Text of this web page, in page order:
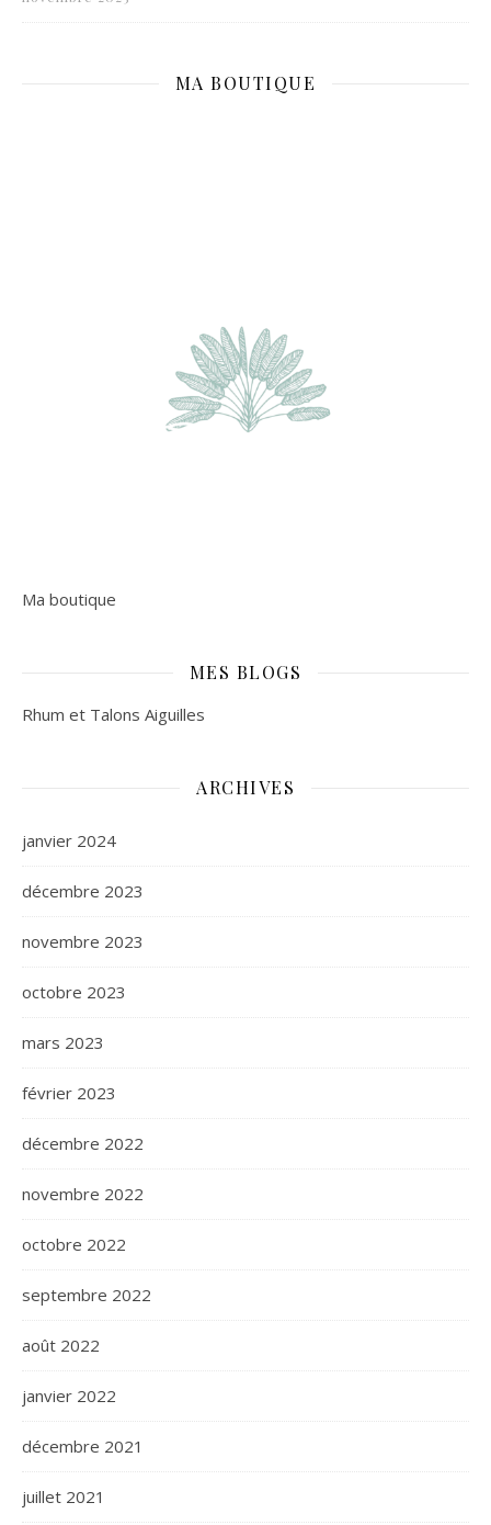
MA BOUTIQUE
Ma boutique
MES BLOGS
Rhum et Talons Aiguilles
ARCHIVES
janvier 2024
décembre 2023
novembre 2023
octobre 2023
mars 2023
février 2023
décembre 2022
novembre 2022
octobre 2022
septembre 2022
août 2022
janvier 2022
décembre 2021
juillet 2021